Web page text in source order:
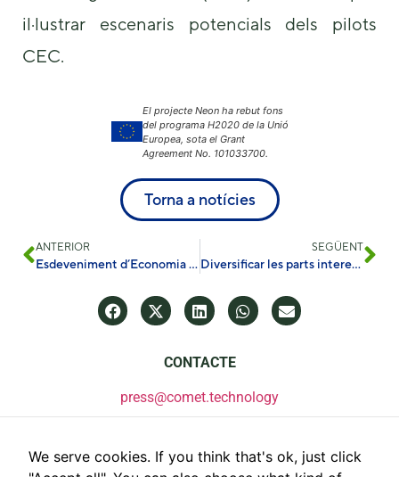
il·lustrar escenaris potencials dels pilots
CEC.
El projecte Neon ha rebut fons
del programa H2020 de la Unió
Europea, sota el Grant
Agreement No. 101033700.
Torna a notícies
ANTERIOR
Esdeveniment d’Economia Circular per a Empreses: Aarhus, 1 de març resum
SEGÜENT
Diversificar les parts interessades en la via de la transició energètica
CONTACTE
press@comet.technology
We serve cookies. If you think that's ok, just click